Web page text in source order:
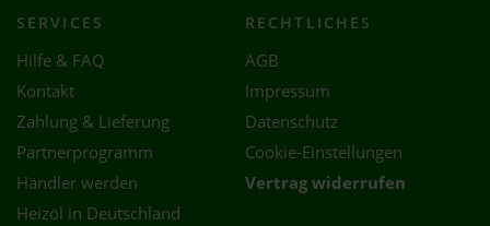
SERVICES
Hilfe & FAQ
Kontakt
Zahlung & Lieferung
Partnerprogramm
Händler werden
Heizöl in Deutschland
RECHTLICHES
AGB
Impressum
Datenschutz
Cookie-Einstellungen
Vertrag widerrufen